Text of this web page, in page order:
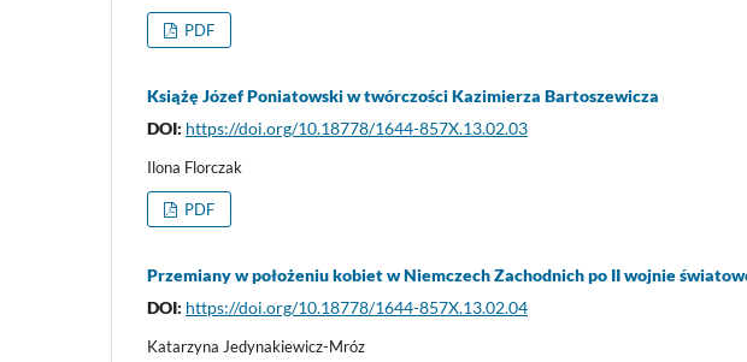
PDF
Książę Józef Poniatowski w twórczości Kazimierza Bartoszewicza
DOI: https://doi.org/10.18778/1644-857X.13.02.03
Ilona Florczak
PDF
Przemiany w położeniu kobiet w Niemczech Zachodnich po II wojnie
DOI: https://doi.org/10.18778/1644-857X.13.02.04
Katarzyna Jedynakiewicz-Mróz